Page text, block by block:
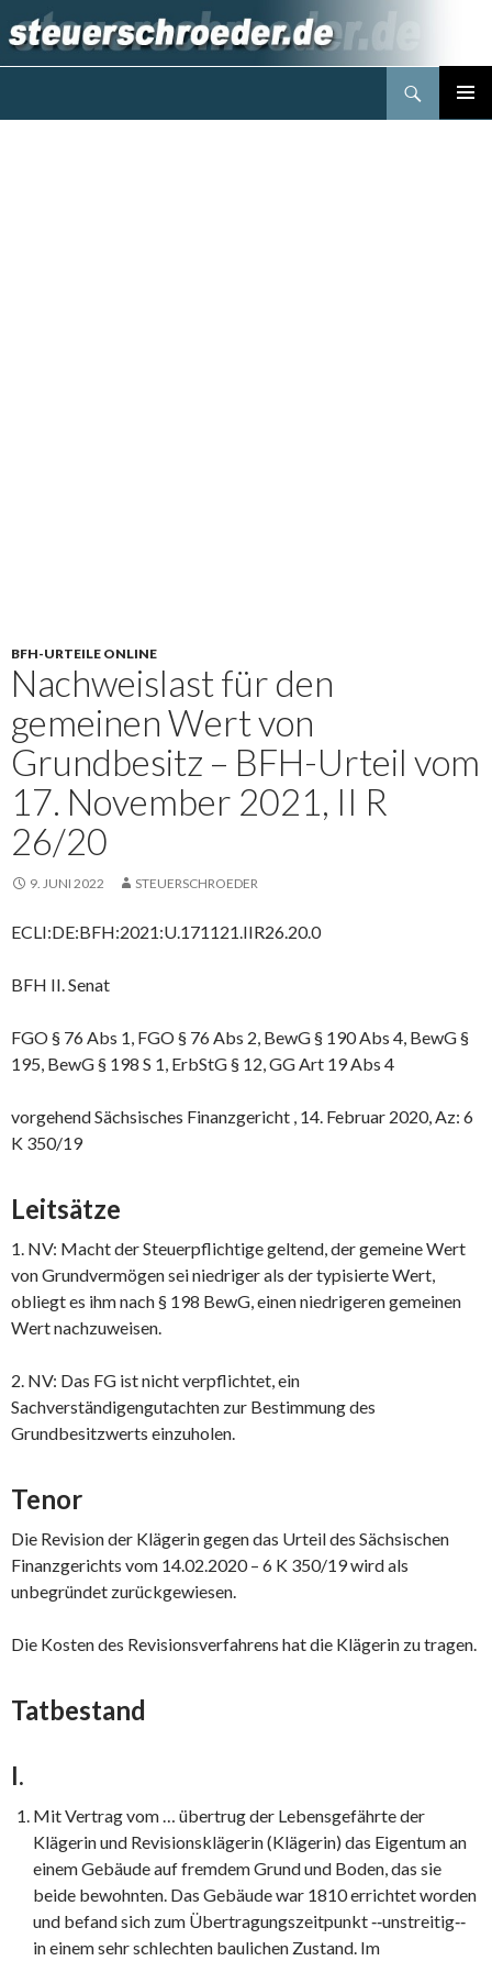
BFH-URTEILE ONLINE
Nachweislast für den
gemeinen Wert von
Grundbesitz – BFH-Urteil vom
17. November 2021, II R
26/20
9. JUNI 2022 STEUERSCHROEDER
ECLI:DE:BFH:2021:U.171121.IIR26.20.0
BFH II. Senat
FGO § 76 Abs 1, FGO § 76 Abs 2, BewG § 190 Abs 4, BewG §
195, BewG § 198 S 1, ErbStG § 12, GG Art 19 Abs 4
vorgehend Sächsisches Finanzgericht , 14. Februar 2020, Az: 6
K 350/19
Leitsätze
1. NV: Macht der Steuerpflichtige geltend, der gemeine Wert
von Grundvermögen sei niedriger als der typisierte Wert,
obliegt es ihm nach § 198 BewG, einen niedrigeren gemeinen
Wert nachzuweisen.
2. NV: Das FG ist nicht verpflichtet, ein
Sachverständigengutachten zur Bestimmung des
Grundbesitzwerts einzuholen.
Tenor
Die Revision der Klägerin gegen das Urteil des Sächsischen
Finanzgerichts vom 14.02.2020 – 6 K 350/19 wird als
unbegründet zurückgewiesen.
Die Kosten des Revisionsverfahrens hat die Klägerin zu tragen.
Tatbestand
I.
Mit Vertrag vom … übertrug der Lebensgefährte der
Klägerin und Revisionsklägerin (Klägerin) das Eigentum an
einem Gebäude auf fremdem Grund und Boden, das sie
beide bewohnten. Das Gebäude war 1810 errichtet worden
und befand sich zum Übertragungszeitpunkt ‑‑unstreitig‑‑
in einem sehr schlechten baulichen Zustand. Im